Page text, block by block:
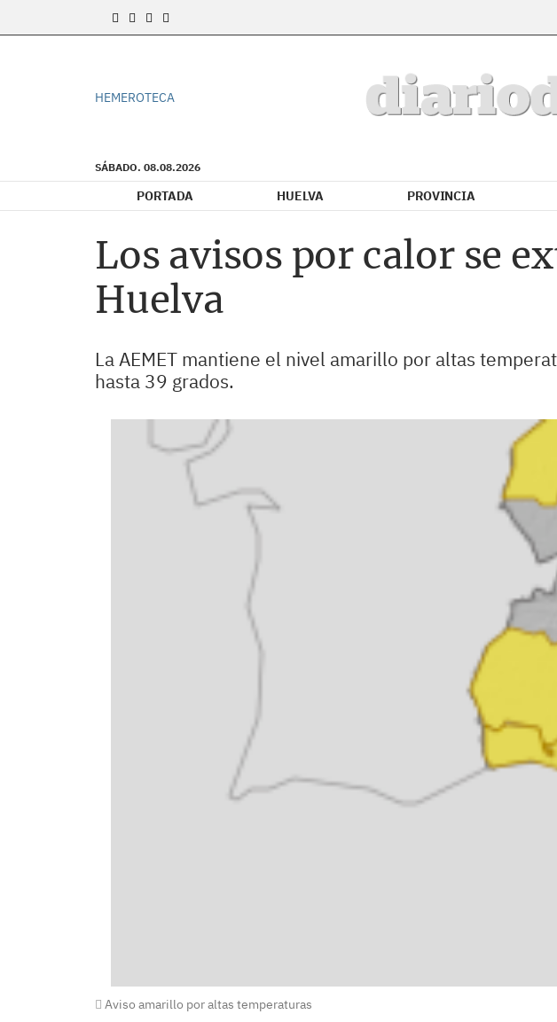
HEMEROTECA
SÁBADO. 08.08.2026
PORTADA HUELVA PROVINCIA
Los avisos por calor se
Huelva
La AEMET mantiene el nivel amarillo por altas
hasta 39 grados.
Aviso amarillo por altas temperaturas